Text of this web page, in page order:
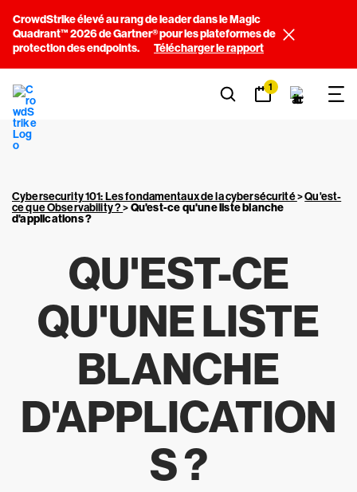
CrowdStrike élevé au rang de leader dans le Magic
Quadrant™ 2026 de Gartner® pour les plateformes de
protection des endpoints.
Télécharger le rapport
1
Cybersecurity 101: Les fondamentaux de la cybersécurité>Qu'est-
ce que Observability ?>Qu'est-ce qu'une liste blanche
d'applications ?
QU'EST-CE
QU'UNE LISTE
BLANCHE
D'APPLICATION
S ?